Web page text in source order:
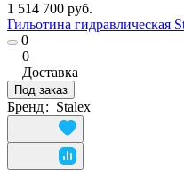
1 514 700 руб.
Гильотина гидравлическая
0
0
Доставка
Под заказ
Бренд: Stalex